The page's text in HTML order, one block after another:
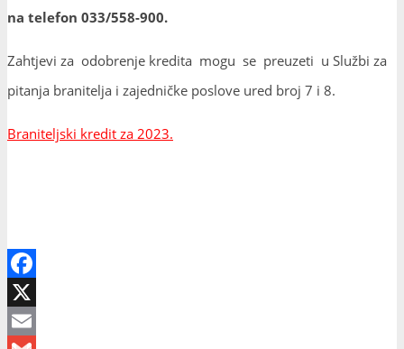
na telefon 033/558-900.
Zahtjevi za odobrenje kredita mogu se preuzeti u Službi za
pitanja branitelja i zajedničke poslove ured broj 7 i 8.
Braniteljski kredit za 2023.
Facebook
X